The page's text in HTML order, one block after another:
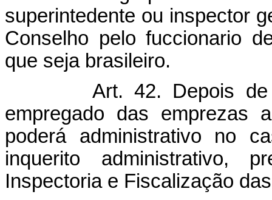
superintedente ou inspector
Conselho pelo fuccionario
que seja brasileiro.
Art. 42. Depois
empregado das
poderá administrativo no
inquerito administrativo,
Inspectoria e Fiscalização